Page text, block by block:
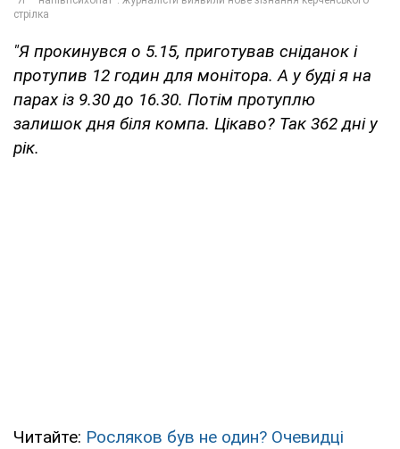
"Я прокинувся о 5.15, приготував сніданок і
протупив 12 годин для монітора. А у буді я на
парах із 9.30 до 16.30. Потім протуплю
залишок дня біля компа. Цікаво? Так 362 дні у
рік.
Читайте: Росляков був не один? Очевидці